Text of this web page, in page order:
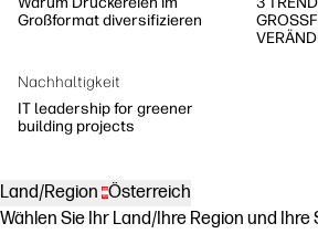
Großformat diversifizieren
Nachhaltigkeit
IT leadership for greener
building projects
Land/Region Österreich
Wählen Sie Ihr Land/Ihre Region und Ihre